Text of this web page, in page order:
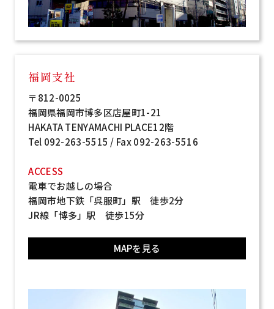
福岡支社
〒812-0025
福岡県福岡市博多区店屋町1-21
HAKATA TENYAMACHI PLACE12階
Tel 092-263-5515 / Fax 092-263-5516
ACCESS
電車でお越しの場合
福岡市地下鉄「呉服町」駅 徒歩2分
JR線「博多」駅 徒歩15分
MAPを見る